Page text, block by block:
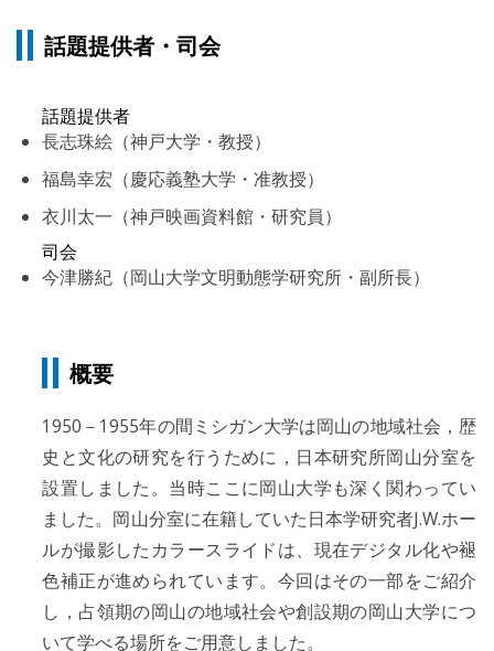
話題提供者・司会
話題提供者
長志珠絵（神戸大学・教授）
福島幸宏（慶応義塾大学・准教授）
衣川太一（神戸映画資料館・研究員）
司会
今津勝紀（岡山大学文明動態学研究所・副所長）
概要
1950－1955年の間ミシガン大学は岡山の地域社会，歴
史と文化の研究を行うために，日本研究所岡山分室を
設置しました。当時ここに岡山大学も深く関わってい
ました。岡山分室に在籍していた日本学研究者J.W.ホー
ルが撮影したカラースライドは、現在デジタル化や褪
色補正が進められています。今回はその一部をご紹介
し，占領期の岡山の地域社会や創設期の岡山大学につ
いて学べる場所をご用意しました。